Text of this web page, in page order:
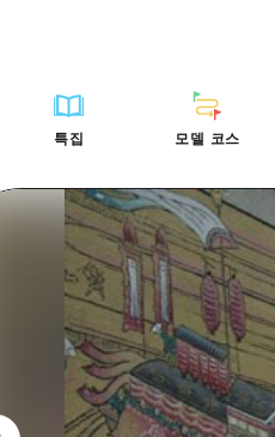
특집
사이클링
스포츠
나이트 라이프
세계유산
배움과 체
기준
역사/문
치유
자연
모델 코스
공식 가이드
Moshimo Travel
히로
아키(
빈고(
비북(
게이
조 트래픽 요약
설 혼잡 상황
로시마 OMOTENASHI 패스
기준
역사/문화
자연
아키(安芸)
빈고(備後)
게이호쿠(芸北)
미야지마(宮島) 주
야마구치(山口)현
히로시마시 주변
아키(安芸)
비북(備北)
게이호쿠(芸北
미야지마(宮
야마구치(山
에히메(愛媛)현
시마네(島根)
외국인 여행자용 거리 관광안내소
자원봉사 가이드
자주 묻는 질문